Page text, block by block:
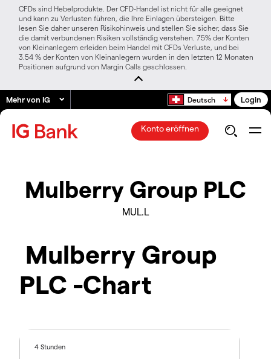
CFDs sind Hebelprodukte. Der CFD-Handel ist nicht für alle geeignet
und kann zu Verlusten führen, die Ihre Einlagen übersteigen. Bitte
lesen Sie daher unseren Risikohinweis und stellen Sie sicher, dass Sie
die damit verbundenen Risiken vollständig verstehen. 75% der Konten
von Kleinanlegern erleiden beim Handel mit CFDs Verluste, und bei
3.54 % der Konten von Kleinanlegern wurden in den letzten 12 Monaten
Positionen aufgrund von Margin Calls geschlossen.
Mehr von IG Deutsch Login
Konto eröffnen
Mulberry Group PLC
MUL.L
Mulberry Group
PLC -Chart
4 Stunden